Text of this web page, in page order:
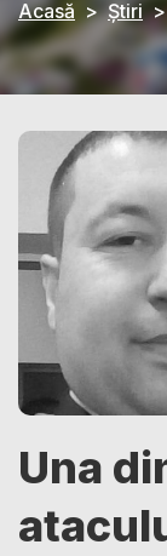
Acasă Știri
Una